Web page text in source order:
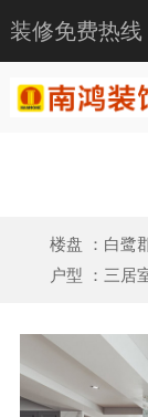
装修免费热线
楼盘 ：白鹭
户型 ：三居